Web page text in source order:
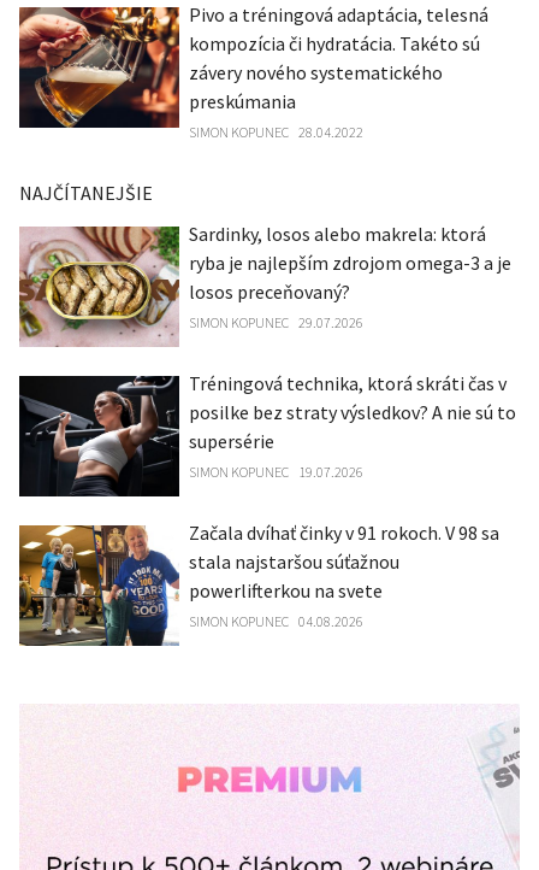
Pivo a tréningová adaptácia, telesná
kompozícia či hydratácia. Takéto sú
závery nového systematického
preskúmania
SIMON KOPUNEC 28.04.2022
NAJČÍTANEJŠIE
Sardinky, losos alebo makrela: ktorá
ryba je najlepším zdrojom omega-3 a je
losos preceňovaný?
SIMON KOPUNEC 29.07.2026
Tréningová technika, ktorá skráti čas v
posilke bez straty výsledkov? A nie sú to
supersérie
SIMON KOPUNEC 19.07.2026
Začala dvíhať činky v 91 rokoch. V 98 sa
stala najstaršou súťažnou
powerlifterkou na svete
SIMON KOPUNEC 04.08.2026